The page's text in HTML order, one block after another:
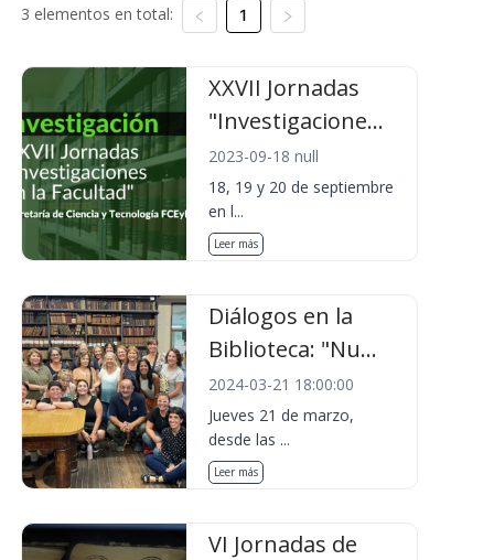
3 elementos en total: 1
XXVII Jornadas
"Investigacione...
2023-09-18 null
18, 19 y 20 de septiembre
en l...
Leer más
Diálogos en la
Biblioteca: "Nu...
2024-03-21 18:00:00
Jueves 21 de marzo,
desde las ...
Leer más
VI Jornadas de